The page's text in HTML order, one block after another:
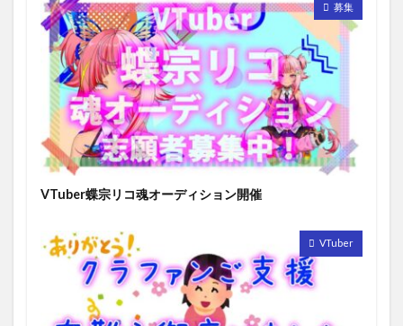
募集
VTuber蝶宗リコ魂オーディション開催
VTuber